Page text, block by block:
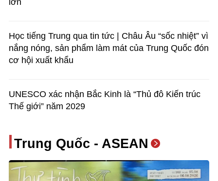
lớn
Học tiếng Trung qua tin tức | Châu Âu “sốc nhiệt” vì
nắng nóng, sản phẩm làm mát của Trung Quốc đón
cơ hội xuất khẩu
UNESCO xác nhận Bắc Kinh là “Thủ đô Kiến trúc
Thế giới” năm 2029
Trung Quốc - ASEAN